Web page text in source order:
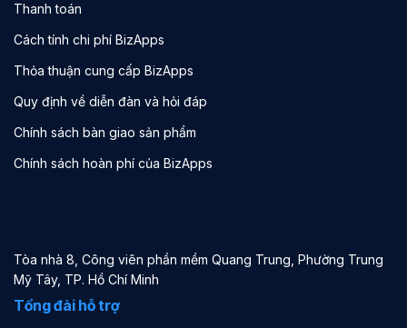
Thanh toán
Cách tính chi phí BizApps
Thỏa thuận cung cấp BizApps
Quy định về diễn đàn và hỏi đáp
Chính sách bàn giao sản phẩm
Chính sách hoàn phí của BizApps
Tòa nhà 8, Công viên phần mềm Quang Trung, Phường Trung
Mỹ Tây, TP. Hồ Chí Minh
Tổng đài hỗ trợ